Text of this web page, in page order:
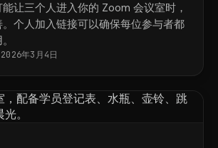
让三个人进入你的 Zoom 会议室时，
个人加入链接可以确保每位参与者都
2026年3月4日